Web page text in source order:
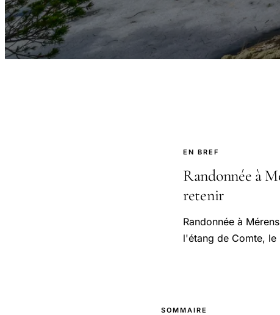
EN BREF
Randonnée à
retenir
Randonnée à
l'étang de Comte, le
SOMMAIRE